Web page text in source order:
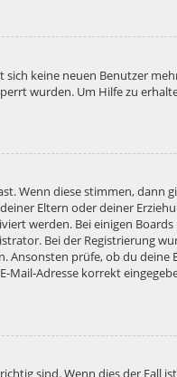
keine neuen Benutzer
wurden. Um Hilfe zu
Wenn diese stimmen, dann
Eltern oder deiner
werden. Bei einigen
Bei der Registrierung
prüfe, ob du deine
Mail-Adresse korrekt
sind. Wenn dies der Fall